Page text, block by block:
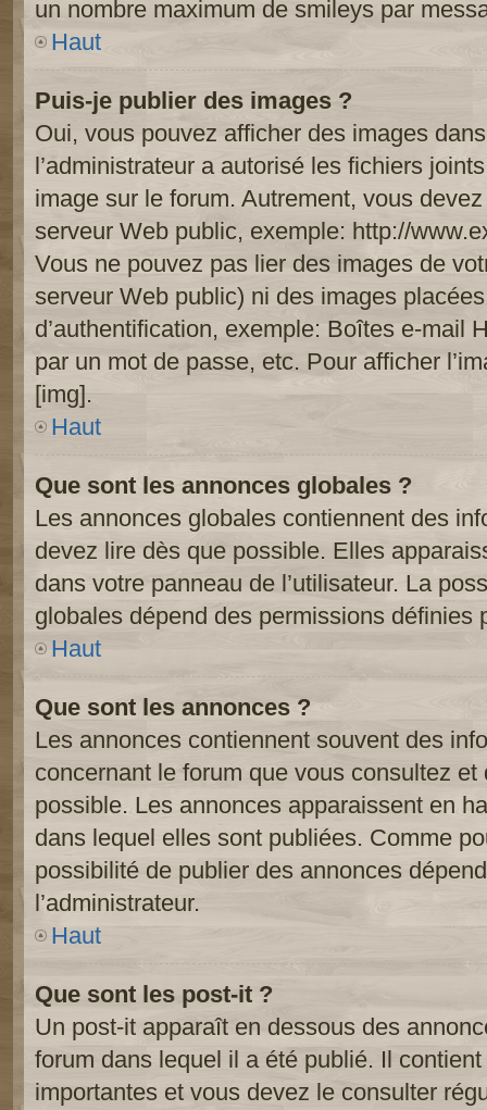
un nombre maximum de smileys par
Haut
Puis-je publier des images ?
Oui, vous pouvez afficher des images
l’administrateur a autorisé les fichiers
image sur le forum. Autrement, vous
serveur Web public, exemple: http://
Vous ne pouvez pas lier des images de
serveur Web public) ni des images
d’authentification, exemple: Boîtes e-mail
par un mot de passe, etc. Pour afficher
[img].
Haut
Que sont les annonces globales ?
Les annonces globales contiennent des
devez lire dès que possible. Elles
dans votre panneau de l’utilisateur. La
globales dépend des permissions définies
Haut
Que sont les annonces ?
Les annonces contiennent souvent des
concernant le forum que vous consultez
possible. Les annonces apparaissent en
dans lequel elles sont publiées. Comme
possibilité de publier des annonces
l’administrateur.
Haut
Que sont les post-it ?
Un post-it apparaît en dessous des
forum dans lequel il a été publié. Il
importantes et vous devez le consulter